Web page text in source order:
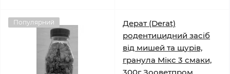
Популярний
Дерат (Derat)
родентицидний засіб
від мишей та щурів,
гранула Мікс 3 смаки,